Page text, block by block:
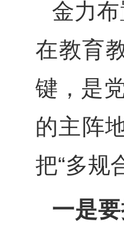
金力
在教育
键，是
的主阵
把“多规
一是